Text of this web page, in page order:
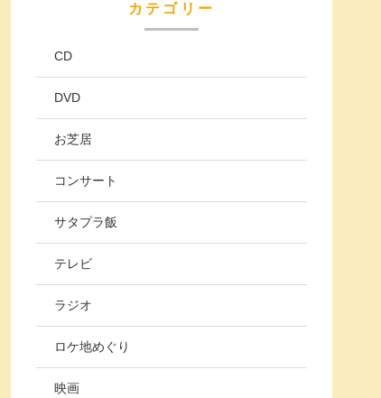
カテゴリー
CD
DVD
お芝居
コンサート
サタプラ飯
テレビ
ラジオ
ロケ地めぐり
映画